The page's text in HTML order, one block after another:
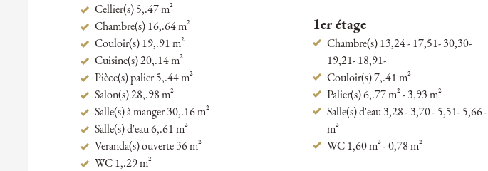
Cellier(s) 5,.47 m²
Chambre(s) 16,.64 m²
Couloir(s) 19,.91 m²
Cuisine(s) 20,.14 m²
Pièce(s) palier 5,.44 m²
Salon(s) 28,.98 m²
Salle(s) à manger 30,.16 m²
Salle(s) d'eau 6,.61 m²
Veranda(s) ouverte 36 m²
WC 1,.29 m²
1er étage
Chambre(s) 13,24 - 17,51- 30,30-
19,21- 18,91-
Couloir(s) 7,.41 m²
Palier(s) 6,.77 m² - 3,93 m²
Salle(s) d'eau 3,28 - 3,70 - 5,51- 5,66 -
m²
WC 1,60 m² - 0,78 m²